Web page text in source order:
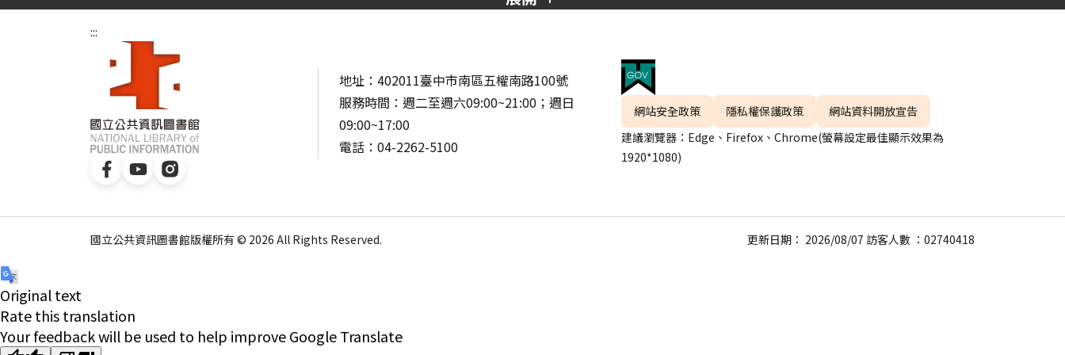
:::
地址：402011臺中市南區五權南路100號
服務時間：週二至週六09:00~21:00；週日
09:00~17:00
電話：04-2262-5100
網站安全政策 隱私權保護政策
網站資料開放宣告
建議瀏覽器：Edge、Firefox、Chrome(螢幕設定最佳顯示效果為
1920*1080)
國立公共資訊圖書館版權所有 © 2026 All Rights Reserved. 更新日期： 2026/08/07 訪客人數 ：02740418
Original text
Rate this translation
Your feedback will be used to help improve Google Translate